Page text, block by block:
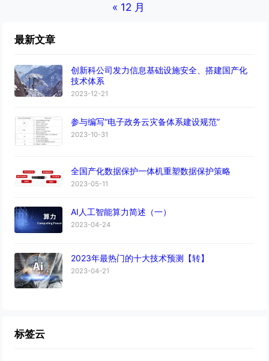
« 12 月
最新文章
创新科公司发力信息基础设施安全、搭建国产化
技术体系
2023-12-21
参与编写“电子政务云灾备体系建设规范”
2023-10-31
全国产化数据保护一体机重塑数据保护策略
2023-05-11
AI人工智能算力简述（一）
2023-04-24
2023年最热门的十大技术预测【转】
2023-04-21
标签云